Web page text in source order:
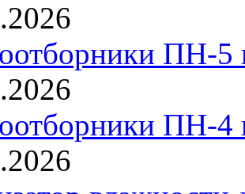
ПН-
ПН-